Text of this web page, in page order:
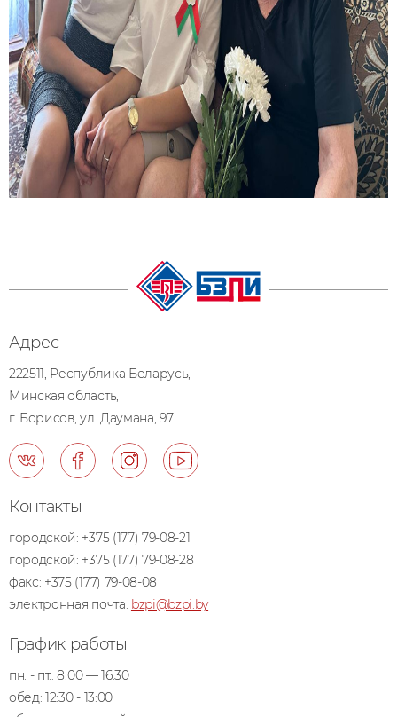
Адрес
222511, Республика Беларусь,
Минская область,
г. Борисов, ул. Даумана, 97
Контакты
городской: +375 (177) 79-08-21
городской: +375 (177) 79-08-28
факс: +375 (177) 79-08-08
электронная почта: bzpi@bzpi.by
График работы
пн. - пт.: 8:00 — 16:30
обед: 12:30 - 13:00